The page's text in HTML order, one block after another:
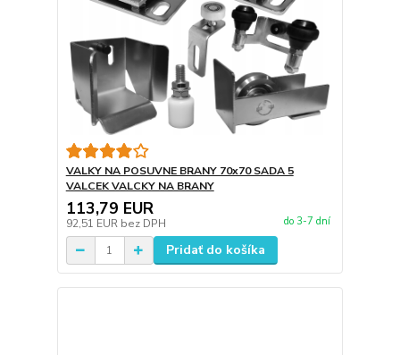
VALKY NA POSUVNE BRANY 70x70 SADA 5
VALCEK VALCKY NA BRANY
113,79 EUR
92,51 EUR bez DPH do 3-7 dní
Pridať do košíka